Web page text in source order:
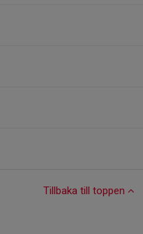
Tillbaka till toppen